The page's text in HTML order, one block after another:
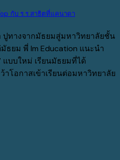
กับ ร.ร.สาธิตที่แคนาดา
ปูทางจากมัธยมสู่มหาวิทยาลัยชั้น
ธยม พี่ Im Education แนะนำ
บบใหม่ เรียนมัธยมที่ได้
าโอกาสเข้าเรียนต่อมหาวิทยาลัย